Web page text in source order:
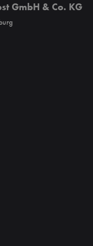
GmbH & Co. KG